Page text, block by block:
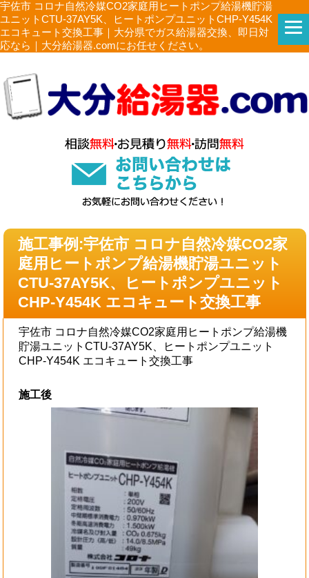
宇佐市 コロナ自然冷媒CO2家庭用ヒートポンプ給湯機貯湯
ユニットCTU-37AY5K、ヒートポンプユニットCHP-Y454K
エコキュート交換工事｜大分県でガス給湯器交換、即日対
応なら｜大分給湯器.comにお任せください。
施工事例:宇佐市 コロナ自然冷媒CO2家
庭用ヒートポンプ給湯機貯湯ユニット
CTU-37AY5K、ヒートポンプユニット
CHP-Y454K エコキュート交換工事
宇佐市 コロナ自然冷媒CO2家庭用ヒートポンプ給湯機
貯湯ユニットCTU-37AY5K、ヒートポンプユニット
CHP-Y454K エコキュート交換工事
施工後